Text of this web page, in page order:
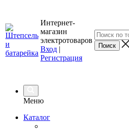
Интернет-
магазин
электротоваров
Вход |
Регистрация
Меню
Каталог